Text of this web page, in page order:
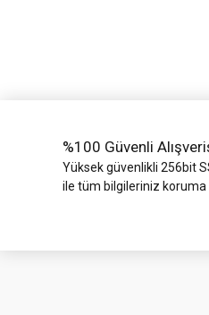
%100 Güvenli
Yüksek güvenlikli 256bit
ile tüm bilgileriniz koruma